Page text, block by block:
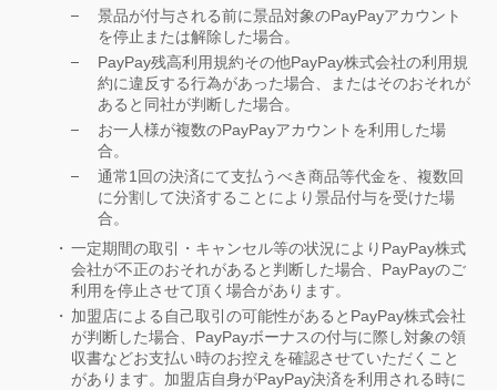
景品が付与される前に景品対象のPayPayアカウント
を停止または解除した場合。
PayPay残高利用規約その他PayPay株式会社の利用規
約に違反する行為があった場合、またはそのおそれが
あると同社が判断した場合。
お一人様が複数のPayPayアカウントを利用した場
合。
通常1回の決済にて支払うべき商品等代金を、複数回
に分割して決済することにより景品付与を受けた場
合。
一定期間の取引・キャンセル等の状況によりPayPay株式
会社が不正のおそれがあると判断した場合、PayPayのご
利用を停止させて頂く場合があります。
加盟店による自己取引の可能性があるとPayPay株式会社
が判断した場合、PayPayボーナスの付与に際し対象の領
収書などお支払い時のお控えを確認させていただくこと
があります。加盟店自身がPayPay決済を利用される時に